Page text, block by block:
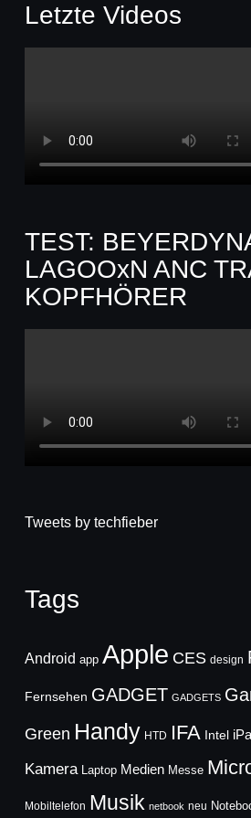
Letzte Videos
TEST:
LAGOOxN ANC
KOPFHÖRER
Tweets by techfieber
Tags
Android app Apple CES design
Fernsehen GADGET GADGETS
Green Handy HTD IFA Intel
Kamera Laptop Medien Messe
Mobiltelefon Musik netbook neu